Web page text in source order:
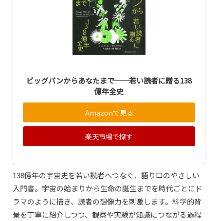
ビッグバンからあなたまで──若い読者に贈る138
億年全史
Amazonで見る
楽天市場で探す
138億年の宇宙史を若い読者へつなぐ、語り口のやさしい
入門書。宇宙の始まりから生命の誕生までを時代ごとにド
ラマのように描き、読者の想像力を刺激します。科学的背
景を丁寧に紹介しつつ、観察や実験が知識につながる過程